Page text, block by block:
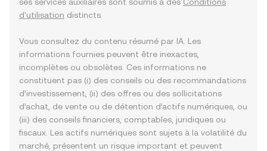
d'utilisation distincts.
Vous consultez du contenu résumé par IA. Les
informations fournies peuvent être inexactes,
incomplètes ou obsolètes. Ces informations ne
constituent pas (i) des conseils ou des recommandations
d’investissement, (ii) des offres ou des sollicitations
d’achat, de vente ou de détention d’actifs numériques, ou
(iii) des conseils financiers, comptables, juridiques ou
fiscaux. Les actifs numériques sont sujets à la volatilité du
marché, présentent un risque important et peuvent